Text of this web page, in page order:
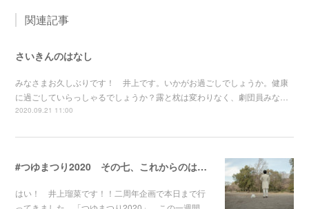
関連記事
さいきんのはなし
みなさまお久しぶりです！ 井上です。いかがお過ごしでしょうか。健康
に過ごしていらっしゃるでしょうか？露と枕は変わりなく、劇団員みな…
2020.09.21 11:00
#つゆまつり2020 その七、これからのはなし
はい！ 井上瑠菜です！！二周年企画で本日まで行